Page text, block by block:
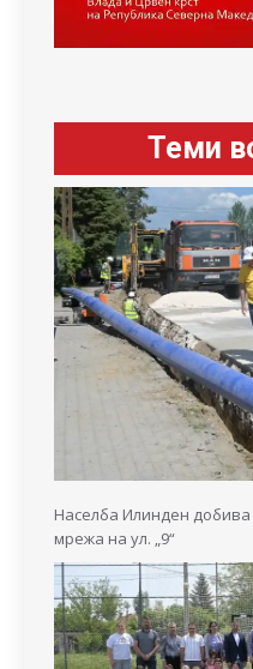
Теми
Населба Илинден
мрежа на ул. „9“